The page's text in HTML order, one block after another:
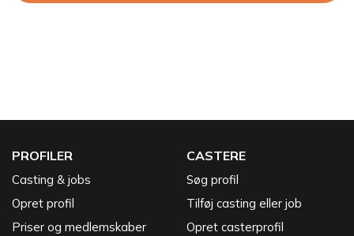
PROFILER
Casting & jobs
Opret profil
Priser og medlemskaber
CASTERE
Søg profil
Tilføj casting eller job
Opret casterprofil